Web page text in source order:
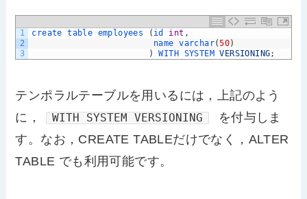
1
2
3
create table employees ( id int ,
name varchar(50)
)
WITH SYSTEM VERSIONING;
テンポラルテーブルを用いるには，上記のよう
に，
WITH SYSTEM VERSIONING
を付与しま
す。なお，CREATE TABLEだけでなく，ALTER
TABLE でも利用可能です。